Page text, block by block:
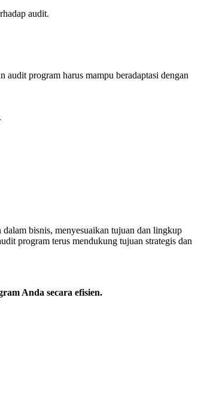
audit.
program harus mampu beradaptasi dengan
bisnis, menyesuaikan tujuan dan lingkup
program terus mendukung tujuan strategis dan
Anda secara efisien.